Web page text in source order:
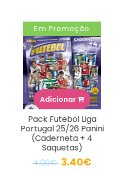
Em Promoção
Adicionar
Pack Futebol Liga
Portugal 25/26 Panini
(Caderneta + 4
Saquetas)
4.00€ 3.40€